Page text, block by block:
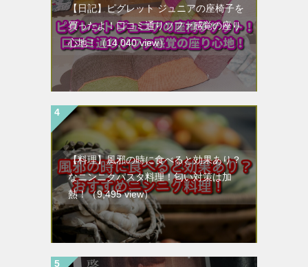
【日記】ピグレット ジュニアの座椅子を
買ったよ！口コミ通りソファ感覚の座り
心地！（14,040 view）
【料理】風邪の時に食べると効果あり？
なニンニクパスタ料理！匂い対策は加
熱！（9,495 view）